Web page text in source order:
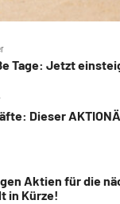
Tage: Jetzt
Dieser
Aktien für die
in Kürze!